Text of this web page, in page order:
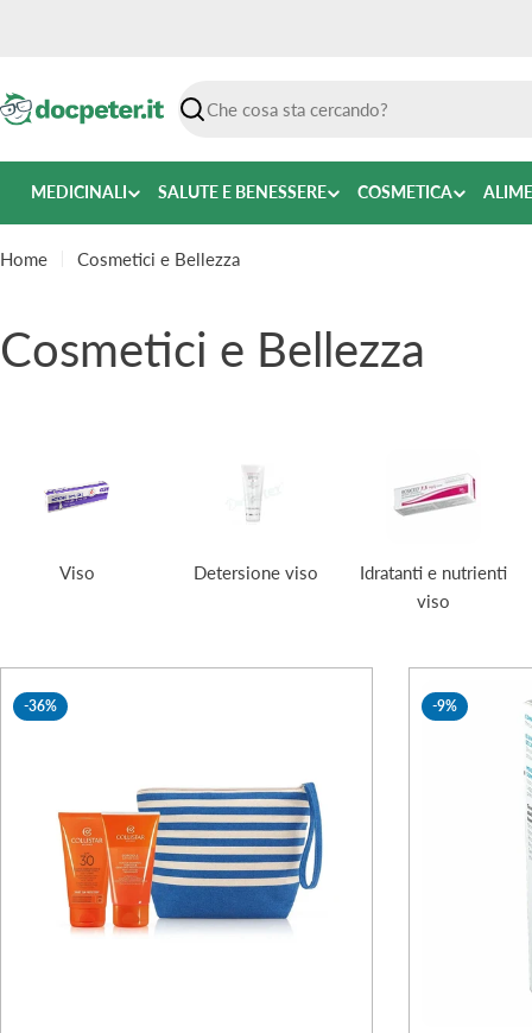
Ricerca
MEDICINALI SALUTE E BENESSERE COSMETICA
Home Cosmetici e Bellezza
C
Cosmetici e Bellezza
Viso Detersione viso
Idratanti e nutrienti
viso
-36% -9%